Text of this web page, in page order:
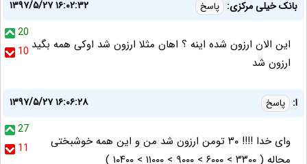
بانک خیلی مرکزی: پاسخ
۱۳۹۷/۵/۲۷ ۱۶:۰۲:۳۲
20
10 این الان ارزون شده اینه ؟ اهان مثلا ارزون شد اوکی همه بگید
ارزون شد
ا: پاسخ
۱۳۹۷/۵/۲۷ ۱۶:۰۶:۲۸
27
11
وای خدا !!!! ۳۰ تومن ارزون شد من و این همه خوشبختی
محاله ( ۳۳۰۰ > ۶۰۰۰ > ۹۰۰۰ > ۱۱۰۰۰ > ۱۰۴۰۰ )